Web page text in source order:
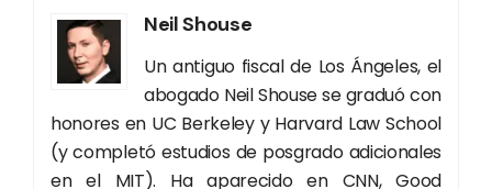
Neil Shouse
Un antiguo fiscal de Los Ángeles, el
abogado Neil Shouse se graduó con
honores en UC Berkeley y Harvard Law School
(y completó estudios de posgrado adicionales
en el MIT). Ha aparecido en CNN, Good